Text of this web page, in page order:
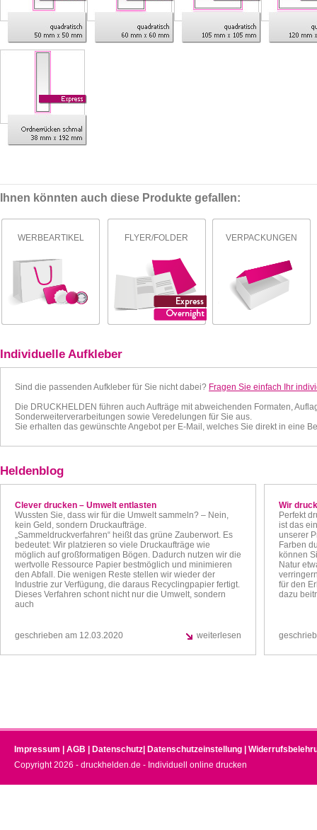
Ihnen könnten auch diese Produkte gefallen:
WERBEARTIKEL FLYER/FOLDER VERPACKUNGEN
Individuelle Aufkleber
Sind die passenden Aufkleber für Sie nicht dabei? Fragen Sie einfach Ihr
Die DRUCKHELDEN führen auch Aufträge mit abweichenden Formaten,
Sonderweiterverarbeitungen sowie Veredelungen für Sie aus.
Sie erhalten das gewünschte Angebot per E-Mail, welches Sie direkt in eine
Heldenblog
Clever drucken – Umwelt entlasten
Wussten Sie, dass wir für die Umwelt sammeln? – Nein,
kein Geld, sondern Druckaufträge.
„Sammeldruckverfahren“ heißt das grüne Zauberwort. Es
bedeutet: Wir platzieren so viele Druckaufträge wie
möglich auf großformatigen Bögen. Dadurch nutzen wir die
wertvolle Ressource Papier bestmöglich und minimieren
den Abfall. Die wenigen Reste stellen wir wieder der
Industrie zur Verfügung, die daraus Recyclingpapier fertigt.
Dieses Verfahren schont nicht nur die Umwelt, sondern
auch
geschrieben am 12.03.2020 weiterlesen
Wir
Perfekt
ist das
unserer
Farben
können
Natur
für den
dazu
Impressum AGB Datenschutz Datenschutzeinstellung
Copyright 2026 - druckhelden.de - Individuell online drucken